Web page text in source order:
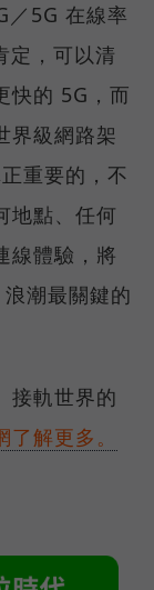
5G 在線率
定，可以清
快的 5G，而
界級網路架
重要的，不
地點、任何
線體驗，將
潮最關鍵的
接軌世界的
解更多。